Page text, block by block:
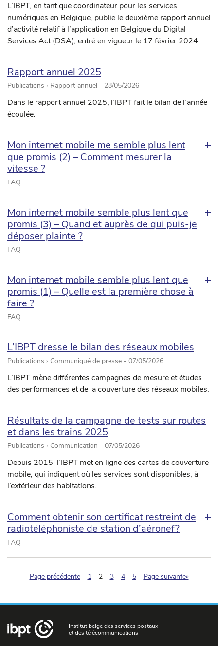
L’IBPT, en tant que coordinateur pour les services
numériques en Belgique, publie le deuxième rapport annuel
d’activité relatif à l’application en Belgique du Digital
Services Act (DSA), entré en vigueur le 17 février 2024
Rapport annuel 2025
Publications › Rapport annuel - 28/05/2026
Dans le rapport annuel 2025, l’IBPT fait le bilan de l’année
écoulée.
Mon internet mobile me semble plus lent
que promis (2) – Comment mesurer la
vitesse ?
FAQ
Mon internet mobile semble plus lent que
promis (3) – Quand et auprès de qui puis-je
déposer plainte ?
FAQ
Mon internet mobile semble plus lent que
promis (1) – Quelle est la première chose à
faire ?
FAQ
L’IBPT dresse le bilan des réseaux mobiles
Publications › Communiqué de presse - 07/05/2026
L’IBPT mène différentes campagnes de mesure et études
des performances et de la couverture des réseaux mobiles.
Résultats de la campagne de tests sur routes
et dans les trains 2025
Publications › Communication - 07/05/2026
Depuis 2015, l’IBPT met en ligne des cartes de couverture
mobile, qui indiquent où les services sont disponibles, à
l’extérieur des habitations.
Comment obtenir son certificat restreint de
radiotéléphoniste de station d’aéronef?
FAQ
Page précédente 1 2(pagination.current)
3 4 5 Page suivante»
Institut belge des services postaux
et des télécommunications